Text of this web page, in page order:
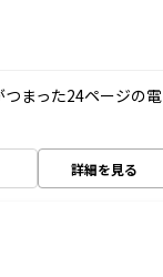
まった24ページの電
詳細を見る